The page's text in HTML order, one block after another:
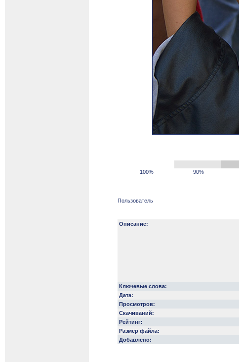
100% 90%
Пользователь
Описание:
Ключевые слова:
Дата:
Просмотров:
Скачиваний:
Рейтинг:
Размер файла:
Добавлено: